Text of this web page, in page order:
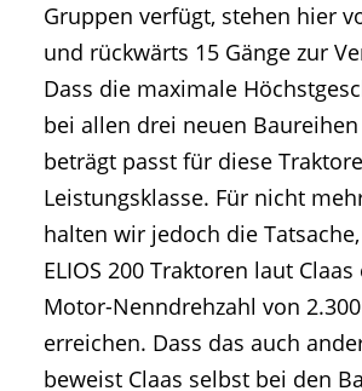
Gruppen verfügt, stehen hier
und rückwärts 15 Gänge zur
Dass die maximale
bei allen drei neuen
beträgt passt für diese
Leistungsklasse. Für nicht
halten wir jedoch die
ELIOS 200 Traktoren laut
Motor-Nenndrehzahl von
erreichen. Dass das auch
beweist Claas selbst bei den